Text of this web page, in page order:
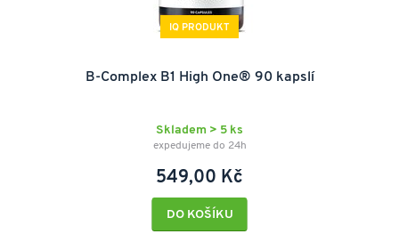
IQ PRODUKT
B-Complex B1 High One® 90 kapslí
Skladem > 5 ks
expedujeme do 24h
549,00 Kč
DO KOŠÍKU